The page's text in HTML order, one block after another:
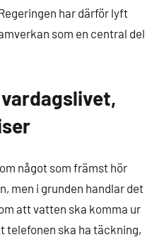
har därför lyft
som en central del
något som främst hör
men i grunden handlar det
att vatten ska komma ur
telefonen ska ha täckning,